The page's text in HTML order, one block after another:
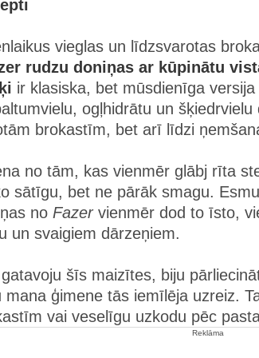
vieglas un līdzsvarotas
rudzu doniņas ar kūpinātu
ir klasiska, bet mūsdienīga
ogļhidrātu un
brokastīm, bet arī līdzi
no tām, kas vienmēr glābj rīta
sātīgu, bet ne pārāk smagu.
no Fazervienmēr dod to īsto,
un svaigiem dārzeņiem.
šīs maizītes, biju
mana ģimene tās iemīlēja uzreiz.
vai veselīgu uzkodu pēc
Reklāma